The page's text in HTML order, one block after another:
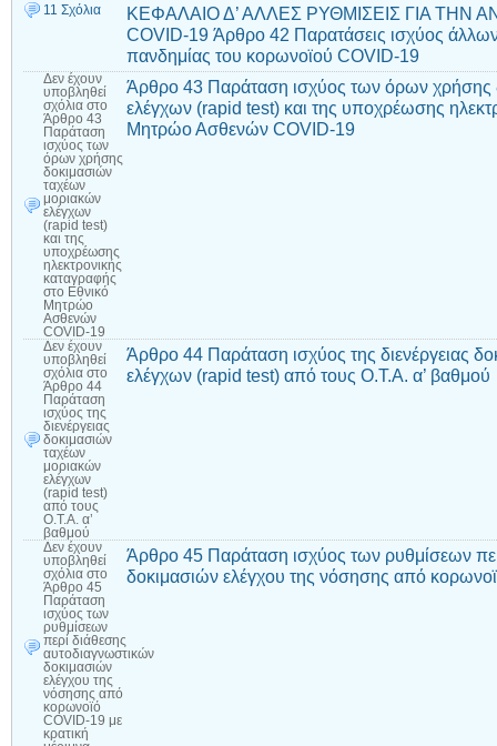
11 Σχόλια
ΚΕΦΑΛΑΙΟ Δ’ ΑΛΛΕΣ ΡΥΘΜΙΣΕΙΣ ΓΙΑ ΤΗΝ
COVID-19 Άρθρο 42 Παρατάσεις ισχύος
πανδημίας του κορωνοϊού COVID-19
Δεν έχουν
υποβληθεί
σχόλια στο
Άρθρο 43
Παράταση
ισχύος των
όρων χρήσης
δοκιμασιών
ταχέων
μοριακών
ελέγχων
(rapid test)
και της
υποχρέωσης
ηλεκτρονικής
καταγραφής
στο Εθνικό
Μητρώο
Ασθενών
COVID-19
Άρθρο 43 Παράταση ισχύος των όρων χρήσης
ελέγχων (rapid test) και της υποχρέωσης
Μητρώο Ασθενών COVID-19
Δεν έχουν
υποβληθεί
σχόλια στο
Άρθρο 44
Παράταση
ισχύος της
διενέργειας
δοκιμασιών
ταχέων
μοριακών
ελέγχων
(rapid test)
από τους
Ο.Τ.Α. α’
βαθμού
Άρθρο 44 Παράταση ισχύος της διενέργειας
ελέγχων (rapid test) από τους Ο.Τ.Α. α’ βαθμού
Δεν έχουν
υποβληθεί
σχόλια στο
Άρθρο 45
Παράταση
ισχύος των
ρυθμίσεων
περί διάθεσης
αυτοδιαγνωστικών
δοκιμασιών
ελέγχου της
νόσησης από
κορωνοϊό
COVID-19 με
κρατική
Άρθρο 45 Παράταση ισχύος των ρυθμίσεων
δοκιμασιών ελέγχου της νόσησης από